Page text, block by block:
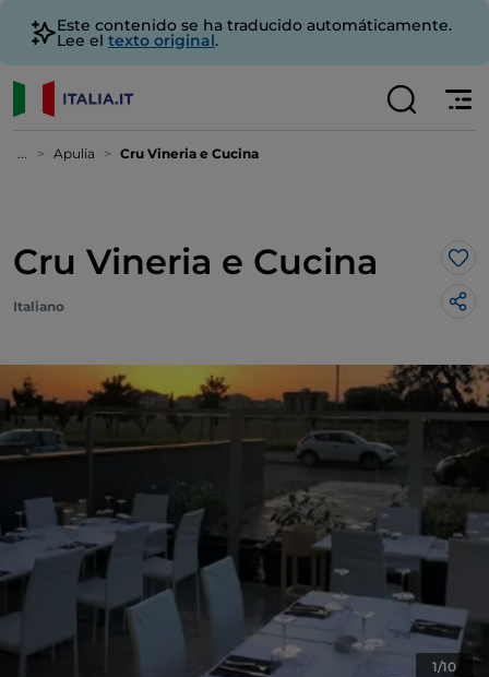
Este contenido se ha traducido automáticamente.
Lee el texto original.
... Apulia Cru Vineria e Cucina
Cru Vineria e Cucina Me
Italiano
1/10